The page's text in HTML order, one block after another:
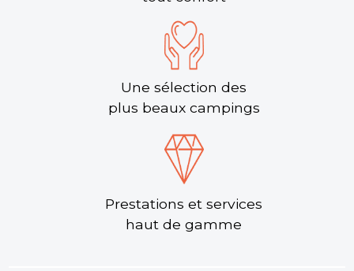
Une sélection des
plus beaux campings
Prestations et services
haut de gamme